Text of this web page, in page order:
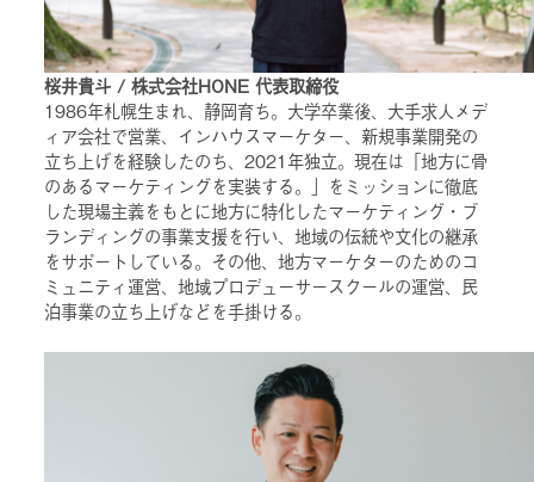
桜井貴斗 / 株式会社HONE 代表取締役
1986年札幌生まれ、静岡育ち。大学卒業後、大手求人メデ
ィア会社で営業、インハウスマーケター、新規事業開発の
立ち上げを経験したのち、2021年独立。現在は「地方に骨
のあるマーケティングを実装する。」をミッションに徹底
した現場主義をもとに地方に特化したマーケティング・ブ
ランディングの事業支援を行い、地域の伝統や文化の継承
をサポートしている。その他、地方マーケターのためのコ
ミュニティ運営、地域プロデューサースクールの運営、民
泊事業の立ち上げなどを手掛ける。